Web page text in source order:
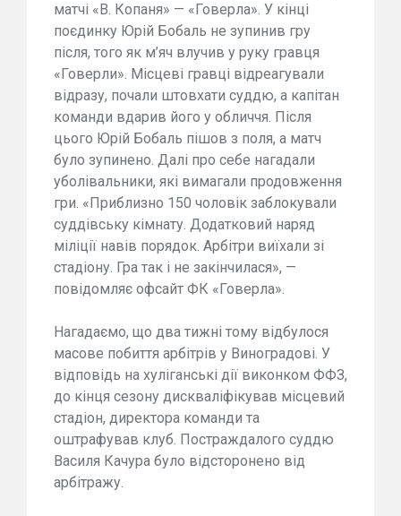
матчі «В. Копаня» — «Говерла». У кінці
поєдинку Юрій Бобаль не зупинив гру
після, того як м’яч влучив у руку гравця
«Говерли». Місцеві гравці відреагували
відразу, почали штовхати суддю, а капітан
команди вдарив його у обличчя. Після
цього Юрій Бобаль пішов з поля, а матч
було зупинено. Далі про себе нагадали
уболівальники, які вимагали продовження
гри. «Приблизно 150 чоловік заблокували
суддівську кімнату. Додатковий наряд
міліції навів порядок. Арбітри виїхали зі
стадіону. Гра так і не закінчилася», —
повідомляє офсайт ФК «Говерла».
Нагадаємо, що два тижні тому відбулося
масове побиття арбітрів у Виноградові. У
відповідь на хуліганські дії виконком ФФЗ,
до кінця сезону дискваліфікував місцевий
стадіон, директора команди та
оштрафував клуб. Постраждалого суддю
Василя Качура було відсторонено від
арбітражу.